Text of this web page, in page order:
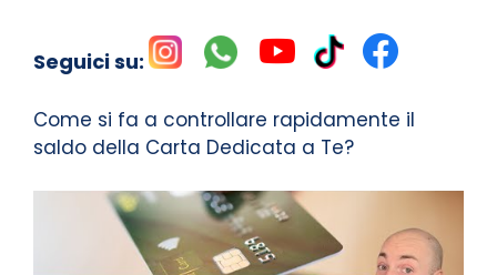
Seguici su:
Come si fa a controllare rapidamente il
saldo della Carta Dedicata a Te?